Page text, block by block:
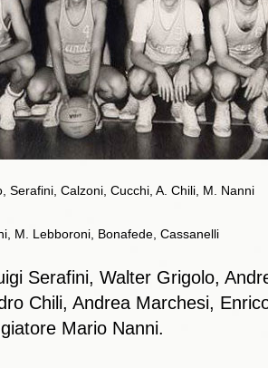
Serafini, Calzoni, Cucchi, A. Chili, M. Nanni
M. Lebboroni, Bonafede, Cassanelli
Serafini, Walter Grigolo,
Chili, Andrea Marchesi,
Mario Nanni.